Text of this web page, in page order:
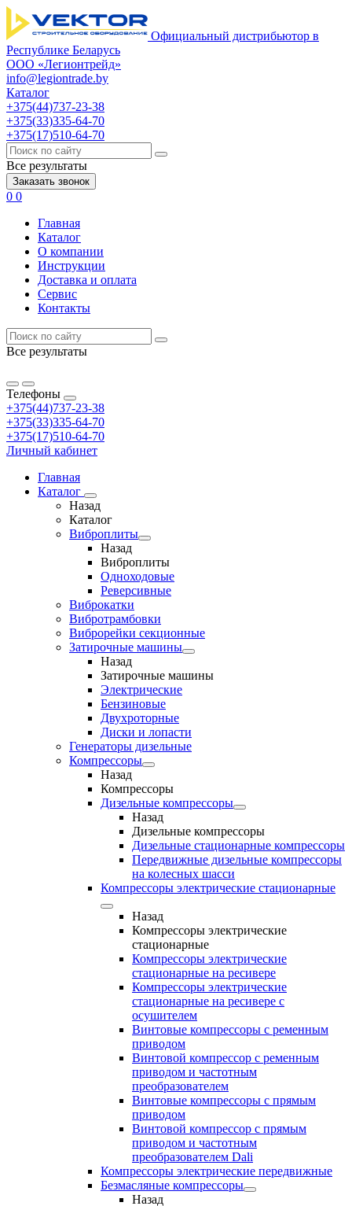
Официальный дистрибьютор в
Республике Беларусь
ООО «Легионтрейд»
info@legiontrade.by
Каталог
+375(44)737-23-38
+375(33)335-64-70
+375(17)510-64-70
Все результаты
Заказать звонок
0 0
Главная
Каталог
О компании
Инструкции
Доставка и оплата
Сервис
Контакты
Все результаты
Телефоны
+375(44)737-23-38
+375(33)335-64-70
+375(17)510-64-70
Личный кабинет
Главная
Каталог
Назад
Каталог
Виброплиты
Назад
Виброплиты
Одноходовые
Реверсивные
Виброкатки
Вибротрамбовки
Виброрейки секционные
Затирочные машины
Назад
Затирочные машины
Электрические
Бензиновые
Двухроторные
Диски и лопасти
Генераторы дизельные
Компрессоры
Назад
Компрессоры
Дизельные компрессоры
Назад
Дизельные компрессоры
Дизельные стационарные компрессоры
Передвижные дизельные компрессоры
на колесных шасси
Компрессоры электрические стационарные
Назад
Компрессоры электрические
стационарные
Компрессоры электрические
стационарные на ресивере
Компрессоры электрические
стационарные на ресивере с
осушителем
Винтовые компрессоры с ременным
приводом
Винтовой компрессор с ременным
приводом и частотным
преобразователем
Винтовые компрессоры с прямым
приводом
Винтовой компрессор с прямым
приводом и частотным
преобразователем Dali
Компрессоры электрические передвижные
Безмасляные компрессоры
Назад